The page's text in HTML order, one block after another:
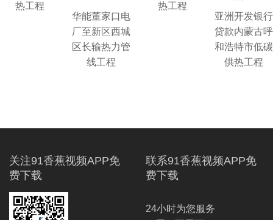
热工程
华能董家口电
厂至新区西城
区长输热力管
线工程
热工程
亚洲开发银行
贷款内蒙古呼
和浩特市低碳
供热工程
关注91香蕉视频APP免
费下载
联系91香蕉视频APP免
费下载
24小时为您服务